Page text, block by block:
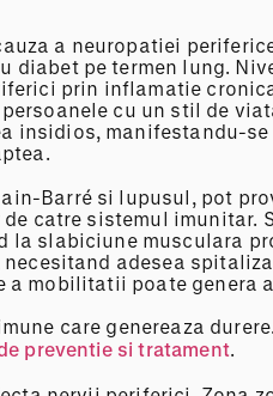
a neuropatiei
diabet pe termen lung.
prin inflamatie
cu un stil de
insidios, manifestandu-
Barré si lupusul, pot
catre sistemul imunitar.
la slabiciune musculara
adesea
a mobilitatii poate genera
care genereaza
preventie si tratament.